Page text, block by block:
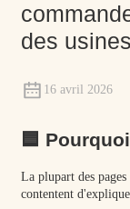
des usines
16 avril 2026
🟦
La plupart des
contentent